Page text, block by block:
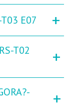
T03 E07 +
T02
+
+